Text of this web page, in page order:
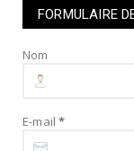
FORMULAIRE
Nom
E-mail*